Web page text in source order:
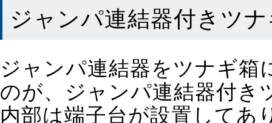
ジャンパ連結器付きツ
ジャンパ連結器をツナギ箱
のが、ジャンパ連結器付き
内部は端子台が設置してあ